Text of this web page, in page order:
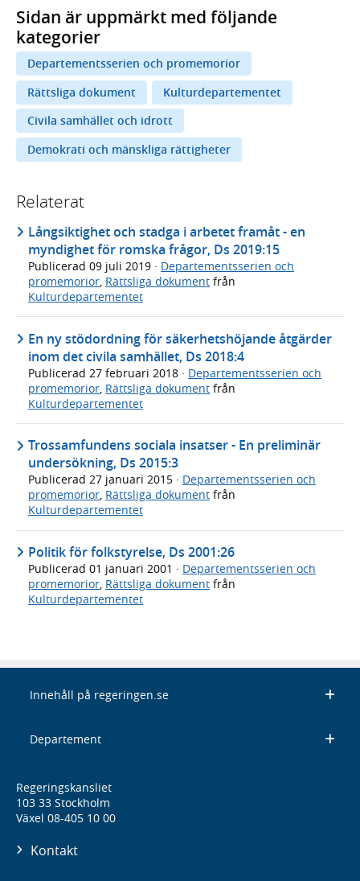
Sidan är uppmärkt med följande
kategorier
Departementsserien och promemorior
Rättsliga dokument
Kulturdepartementet
Civila samhället och idrott
Demokrati och mänskliga rättigheter
Relaterat
Långsiktighet och stadga i arbetet framåt - en
myndighet för romska frågor, Ds 2019:15
Publicerad 09 juli 2019 · Departementsserien och
promemorior, Rättsliga dokument från
Kulturdepartementet
En ny stödordning för säkerhetshöjande åtgärder
inom det civila samhället, Ds 2018:4
Publicerad 27 februari 2018 · Departementsserien och
promemorior, Rättsliga dokument från
Kulturdepartementet
Trossamfundens sociala insatser - En preliminär
undersökning, Ds 2015:3
Publicerad 27 januari 2015 · Departementsserien och
promemorior, Rättsliga dokument från
Kulturdepartementet
Politik för folkstyrelse, Ds 2001:26
Publicerad 01 januari 2001 · Departementsserien och
promemorior, Rättsliga dokument från
Kulturdepartementet
Innehåll på regeringen.se
Departement
Regeringskansliet
103 33 Stockholm
Växel 08-405 10 00
Kontakt